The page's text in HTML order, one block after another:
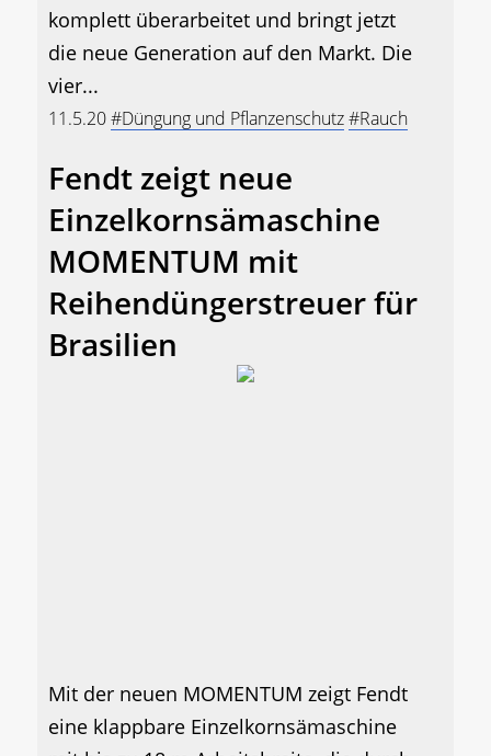
komplett überarbeitet und bringt jetzt
die neue Generation auf den Markt. Die
vier...
11.5.20#Düngung und Pflanzenschutz#Rauch
Fendt zeigt neue
Einzelkornsämaschine
MOMENTUM mit
Reihendüngerstreuer für
Brasilien
Mit der neuen MOMENTUM zeigt Fendt
eine klappbare Einzelkornsämaschine